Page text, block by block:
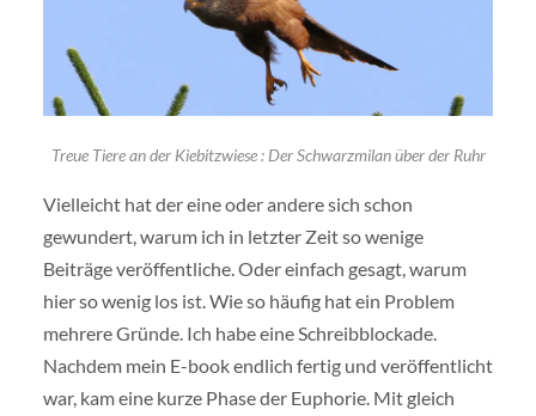
Treue Tiere an der Kiebitzwiese : Der Schwarzmilan über der Ruhr
Vielleicht hat der eine oder andere sich schon
gewundert, warum ich in letzter Zeit so wenige
Beiträge veröffentliche. Oder einfach gesagt, warum
hier so wenig los ist. Wie so häufig hat ein Problem
mehrere Gründe. Ich habe eine Schreibblockade.
Nachdem mein E-book endlich fertig und veröffentlicht
war, kam eine kurze Phase der Euphorie. Mit gleich